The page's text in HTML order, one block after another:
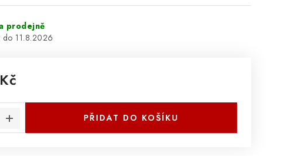
prodejně
11.8.2026
PŘIDAT DO KOŠÍKU